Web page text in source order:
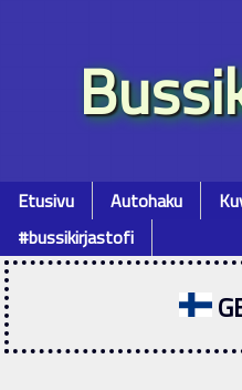
Etusivu Autohaku
#bussikirjastofi